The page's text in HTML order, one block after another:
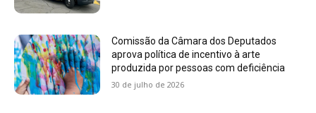
Comissão da Câmara dos Deputados
aprova política de incentivo à arte
produzida por pessoas com deficiência
30 de julho de 2026